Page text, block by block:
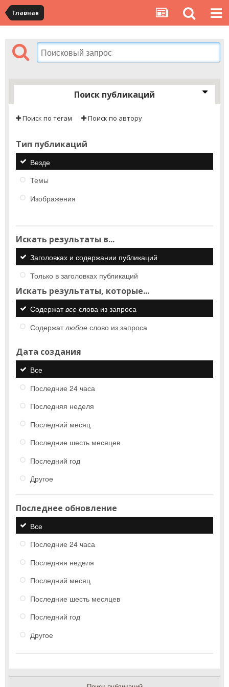
Главная
Поиск публикаций
Поиск по тегам Поиск по автору
Тип публикаций
Везде
Темы
Изображения
Искать результаты в...
Заголовках и содержании публикаций
Только в заголовках публикаций
Искать результаты, которые...
Содержатвсе слова из запроса
Содержатлюбое слово из запроса
Дата создания
Все
Последние 24 часа
Последняя неделя
Последний месяц
Последние шесть месяцев
Последний год
Другое
Последнее обновление
Все
Последние 24 часа
Последняя неделя
Последний месяц
Последние шесть месяцев
Последний год
Другое